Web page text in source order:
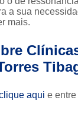
a sua
mais.
aqui e